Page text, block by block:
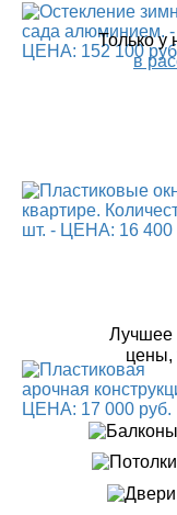
Только у
в
Лучшее
цены,